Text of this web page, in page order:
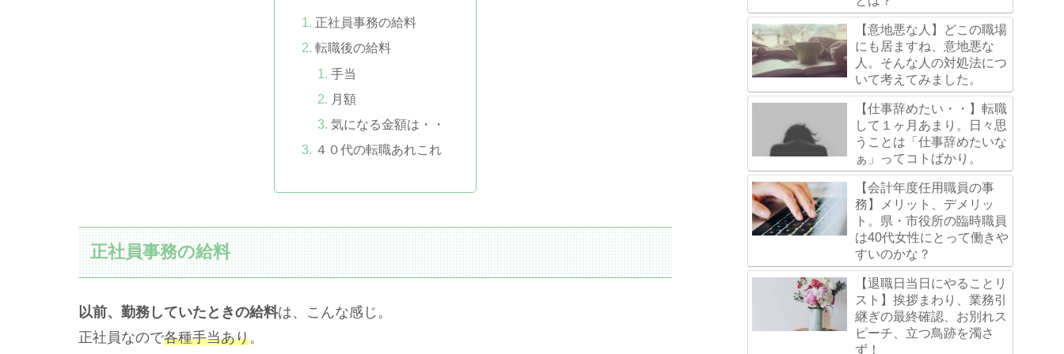
正社員事務の給料
転職後の給料
手当
月額
気になる金額は・・
４０代の転職あれこれ
正社員事務の給料
以前、勤務していたときの給料は、こんな感じ。
正社員なので各種手当あり。
【意地悪な人】どこの職場
にも居ますね、意地悪な
人。そんな人の対処法につ
いて考えてみました。
【仕事辞めたい・・】転職
して１ヶ月あまり。日々思
うことは「仕事辞めたいな
ぁ」ってコトばかり。
【会計年度任用職員の事
務】メリット、デメリッ
ト。県・市役所の臨時職員
は40代女性にとって働きや
すいのかな？
【退職日当日にやることリ
スト】挨拶まわり、業務引
継ぎの最終確認、お別れス
ピーチ、立つ鳥跡を濁さ
ず！